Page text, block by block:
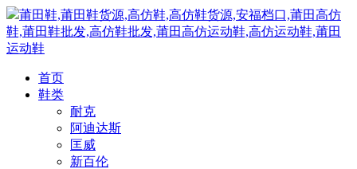
莆田鞋,莆田鞋货源,高仿鞋,高仿鞋货源,安福档口,莆田高仿
鞋,莆田鞋批发,高仿鞋批发,莆田高仿运动鞋,高仿运动鞋,莆田
运动鞋
首页
鞋类
耐克
阿迪达斯
匡威
新百伦